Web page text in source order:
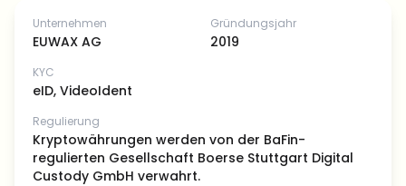
Unternehmen
EUWAX AG
Gründungsjahr
2019
KYC
eID, VideoIdent
Regulierung
Kryptowährungen werden von der BaFin-
regulierten Gesellschaft Boerse Stuttgart Digital
Custody GmbH verwahrt.